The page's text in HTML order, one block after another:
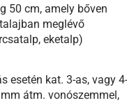
50 cm, amely bőven
meglévő
eketalp)
esetén kat. 3-as, vagy
átm. vonószemmel,